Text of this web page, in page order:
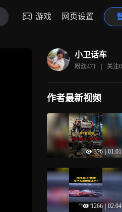
游戏 网页设置
小卫话车
粉丝471 | 关注0
作者最新视频
376 01:01
1266 02:04